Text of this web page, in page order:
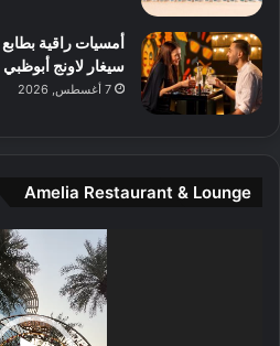
ل
م
د
ت
ر
ب
ا
أمسيات راقية
سيغار لاونج أبوظبي
7 أغسطس, 2026
Amelia Restaurant & Lounge